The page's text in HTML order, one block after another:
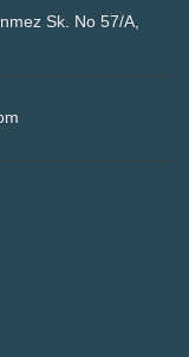
Sk. No 57/A,